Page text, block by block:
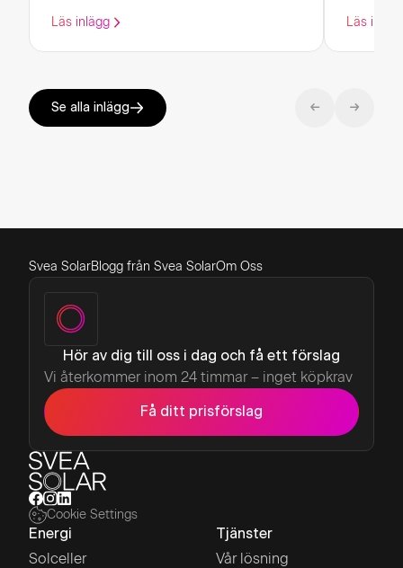
Läs inlägg Läs
Se alla inlägg
Svea SolarBlogg från Svea SolarOm Oss
Hör av dig till oss i dag och få ett förslag
Vi återkommer inom 24 timmar – inget köpkrav
Få ditt prisförslag
Cookie Settings
Energi
Solceller
Tjänster
Vår lösning